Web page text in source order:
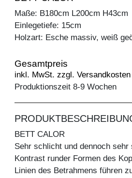
Maße: B180cm L200cm H43cm
Einlegetiefe: 15cm
Holzart: Esche massiv, weiß
Gesamtpreis
inkl. MwSt. zzgl. Versandkosten
Produktionszeit 8-9 Wochen
BETT CALOR
Sehr schlicht und dennoch
Kontrast runder Formen des
Linien des Betrahmens führen